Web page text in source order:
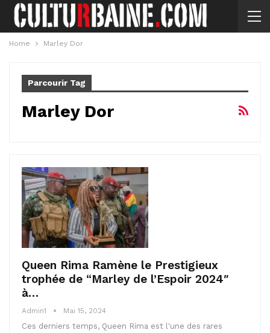
Home Marley Dor
Parcourir Tag
Marley Dor
Queen Rima Ramène le Prestigieux
trophée de “Marley de l’Espoir 2024″
à…
Admin1 Mai 15, 2024
Ces derniers temps, Queen Rima est l'une des rares